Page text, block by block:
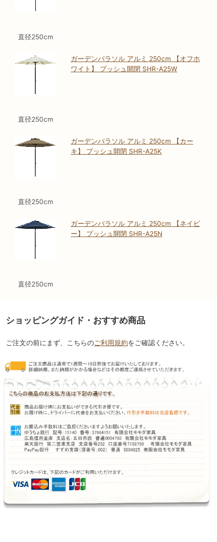
直径250cm
直径250cm
ガーデンパラソル アルミ 250cm 【オフホ
ワイト】 プッシュ開閉 SHR-A25W
直径250cm
ガーデンパラソル アルミ 250cm 【カー
キ】 プッシュ開閉 SHR-A25K
直径250cm
ガーデンパラソル アルミ 250cm 【ネイビ
ー】 プッシュ開閉 SHR-A25N
ショッピングガイド・おすすめ商品
ご注文の前にまず、こちらのご利用規約をご確認ください。